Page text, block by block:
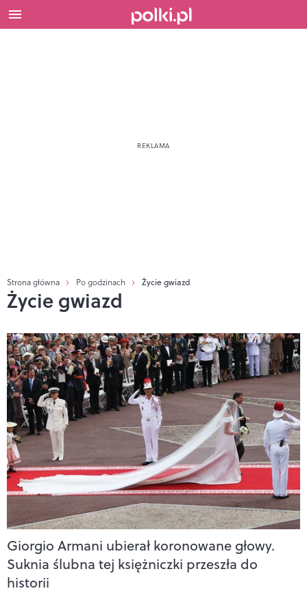
Strona główna Po godzinach Życie gwiazd
Życie gwiazd
Giorgio Armani ubierał koronowane głowy.
Suknia ślubna tej księżniczki przeszła do
historii